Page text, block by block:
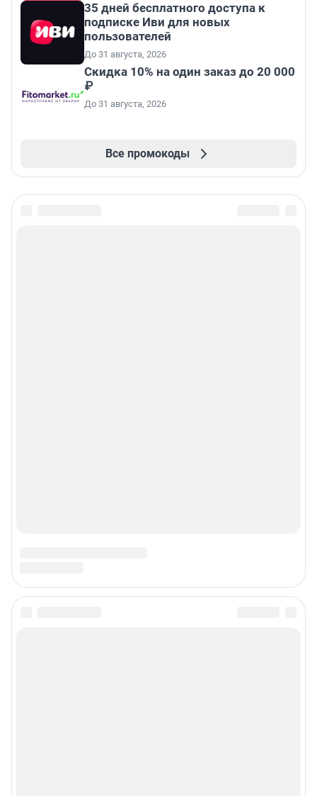
35 дней бесплатного доступа к
подписке Иви для новых
пользователей
До 31 августа, 2026
Скидка 10% на один заказ до 20 000
₽
До 31 августа, 2026
Все промокоды